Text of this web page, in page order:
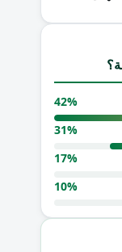
42%
31%
17%
10%